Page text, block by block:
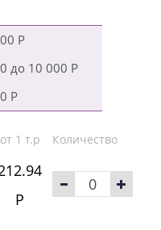
Р
до 10 000 Р
Р
от 1 т.р Количество
Р